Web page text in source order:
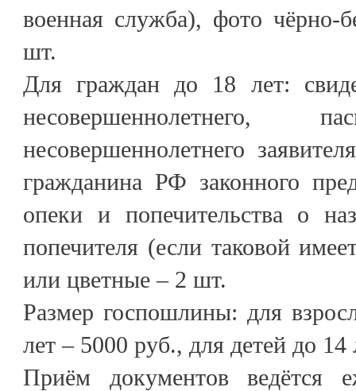
военная служба), фото
шт.
Для граждан до 18 лет:
несовершеннолетнего,
несовершеннолетнего
гражданина РФ законного
опеки и попечительства о
попечителя (если таковой
или цветные – 2 шт.
Размер госпошлины: для
лет – 5000 руб., для детей до 14
Приём документов ведётся